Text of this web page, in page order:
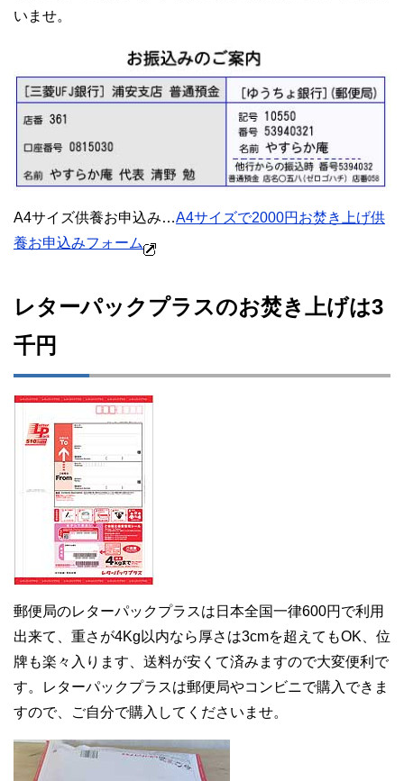
いませ。
A4サイズ供養お申込み…A4サイズで2000円お焚き上げ供
養お申込みフォーム
レターパックプラスのお焚き上げは3
千円
郵便局のレターパックプラスは日本全国一律600円で利用
出来て、重さが4Kg以内なら厚さは3cmを超えてもOK、位
牌も楽々入ります、送料が安くて済みますので大変便利で
す。レターパックプラスは郵便局やコンビニで購入できま
すので、ご自分で購入してくださいませ。